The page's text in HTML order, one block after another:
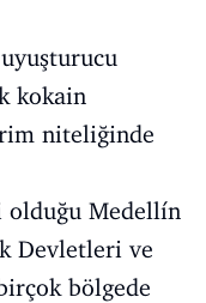
kokain
niteliğinde
olduğu Medellín
Devletleri ve
bölgede